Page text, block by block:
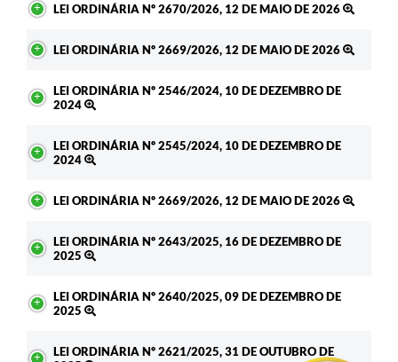
LEI ORDINÁRIA Nº 2670/2026, 12 DE MAIO DE 2026
LEI ORDINÁRIA Nº 2669/2026, 12 DE MAIO DE 2026
LEI ORDINÁRIA Nº 2546/2024, 10 DE DEZEMBRO DE
2024
LEI ORDINÁRIA Nº 2545/2024, 10 DE DEZEMBRO DE
2024
LEI ORDINÁRIA Nº 2669/2026, 12 DE MAIO DE 2026
LEI ORDINÁRIA Nº 2643/2025, 16 DE DEZEMBRO DE
2025
LEI ORDINÁRIA Nº 2640/2025, 09 DE DEZEMBRO DE
2025
LEI ORDINÁRIA Nº 2621/2025, 31 DE OUTUBRO DE